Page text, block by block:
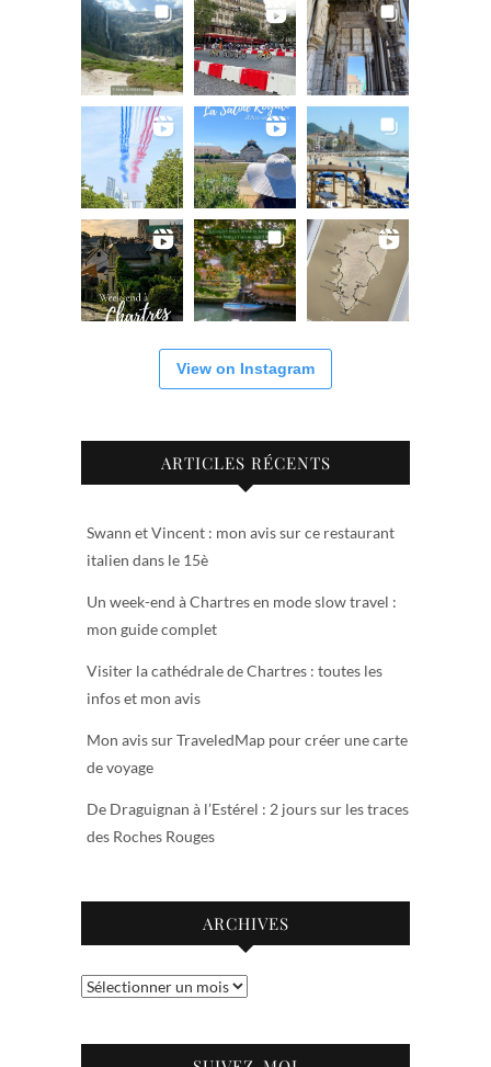
View on Instagram
ARTICLES RÉCENTS
Swann et Vincent : mon avis sur ce restaurant
italien dans le 15è
Un week-end à Chartres en mode slow travel :
mon guide complet
Visiter la cathédrale de Chartres : toutes les
infos et mon avis
Mon avis sur TraveledMap pour créer une carte
de voyage
De Draguignan à l’Estérel : 2 jours sur les traces
des Roches Rouges
ARCHIVES
Archives